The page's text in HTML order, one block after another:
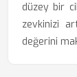
düzey bir
zevkinizi
değerini